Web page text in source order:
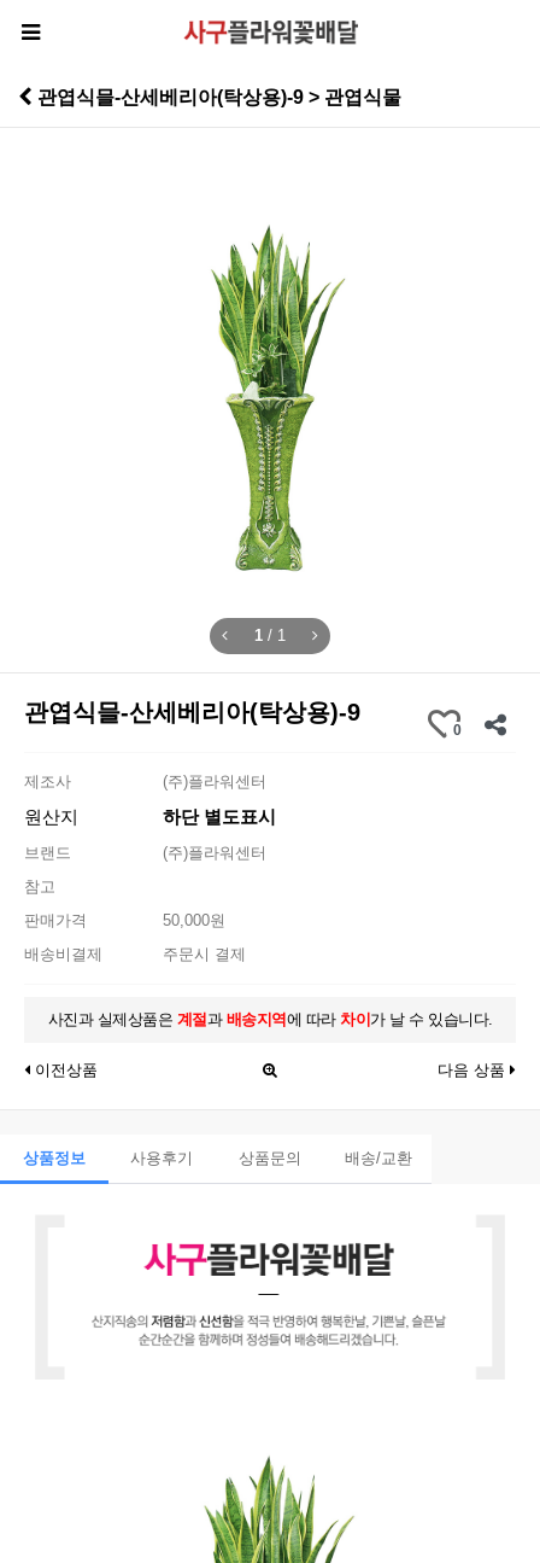
관엽식믈-산세베리아(탁상용)-9 > 관엽식물
1 / 1
관엽식믈-산세베리아(탁상용)-9
0
제조사 (주)플라워센터
원산지 하단 별도표시
브랜드
(주)플라워센터
참고
판매가격
50,000원
배송비결제
주문시 결제
사진과 실제상품은 계절과 배송지역에 따라 차이 가 날 수 있습니다.
이전상품 다음 상품
상품정보 사용후기 상품문의 배송/교환